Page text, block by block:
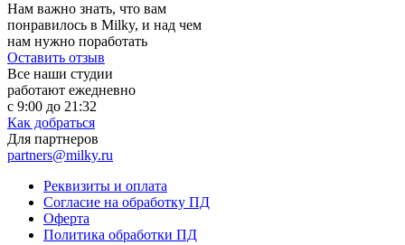
Нам важно знать, что вам
понравилось в Milky, и над чем
нам нужно поработать
Оставить отзыв
Все наши студии
работают ежедневно
с 9:00 до 21:32
Как добраться
Для партнеров
partners@milky.ru
Реквизиты и оплата
Согласие на обработку ПД
Оферта
Политика обработки ПД